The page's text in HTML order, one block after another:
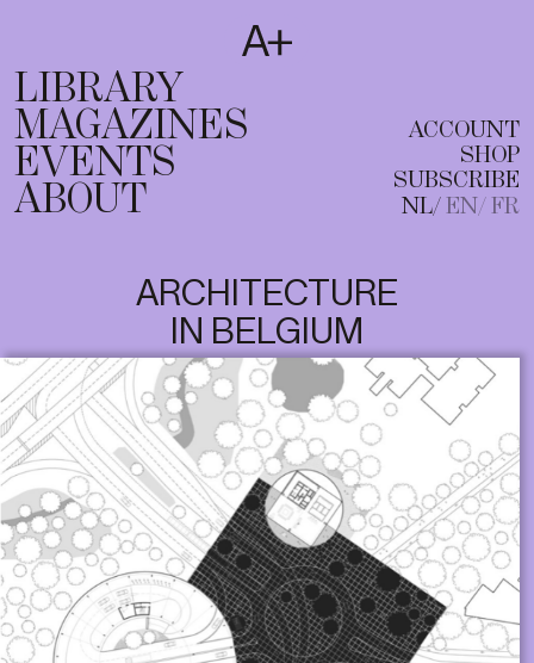
T
EN FR
LIBRARY
MAGAZINES
EVENTS
ABOUT
ACCOUNT
SHOP
SUBSCRIBE
NL EN FR
ARCHITECTURE
IN BELGIUM